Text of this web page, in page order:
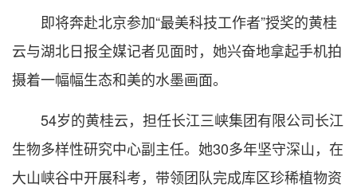
即将奔赴北京参加“最美科技工作者”授奖的黄桂
云与湖北日报全媒记者见面时，她兴奋地拿起手机拍
摄着一幅幅生态和美的水墨画面。
54岁的黄桂云，担任长江三峡集团有限公司长江
生物多样性研究中心副主任。她30多年坚守深山，在
大山峡谷中开展科考，带领团队完成库区珍稀植物资